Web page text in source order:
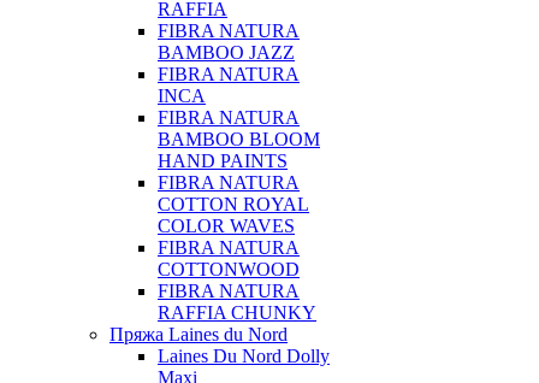
RAFFIA
FIBRA NATURA
BAMBOO JAZZ
FIBRA NATURA
INCA
FIBRA NATURA
BAMBOO BLOOM
HAND PAINTS
FIBRA NATURA
COTTON ROYAL
COLOR WAVES
FIBRA NATURA
COTTONWOOD
FIBRA NATURA
RAFFIA CHUNKY
Пряжа Laines du Nord
Laines Du Nord Dolly
Maxi